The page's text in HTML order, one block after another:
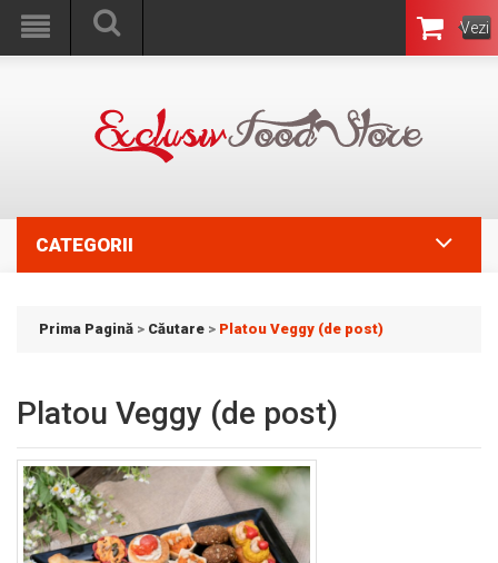
Vezi
Coşul
CATEGORII
Prima Pagină > Căutare > Platou Veggy (de post)
Platou Veggy (de post)